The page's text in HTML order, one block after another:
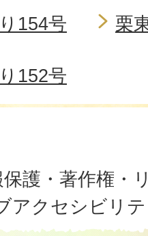
154号 栗
152号
護・著作権・
アクセシビリ